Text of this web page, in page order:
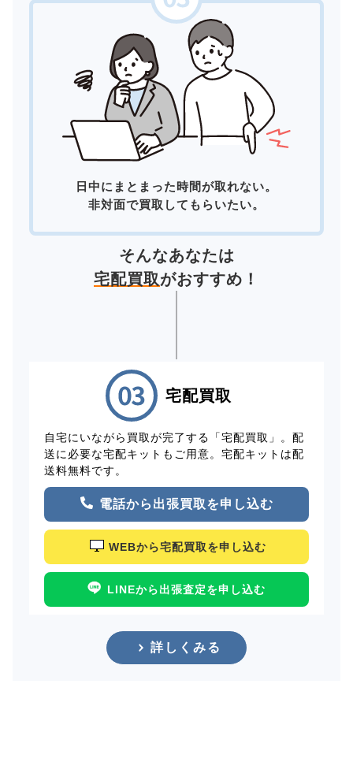
日中にまとまった時間が取れない。
非対面で買取してもらいたい。
そんなあなたは
宅配買取がおすすめ！
宅配買取
自宅にいながら買取が完了する「宅配買取」。配
送に必要な宅配キットもご用意。宅配キットは配
送料無料です。
電話から出張買取を申し込む
WEBから宅配買取を申し込む
LINEから出張査定を申し込む
詳しくみる